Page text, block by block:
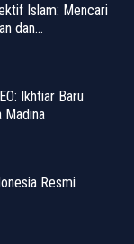
Islam: Mencari
dan...
Ikhtiar Baru
Madina
Resmi